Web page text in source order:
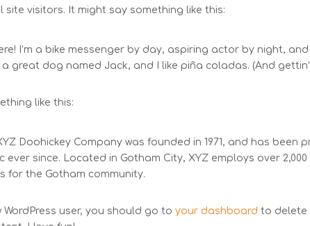
site visitors. It might say something like this:
I’m a bike messenger by day, aspiring actor by night,
a great dog named Jack, and I like piña coladas. (And
like this:
Doohickey Company was founded in 1971, and has
ever since. Located in Gotham City, XYZ employs over
for the Gotham community.
WordPress user, you should go toyour dashboard to delete